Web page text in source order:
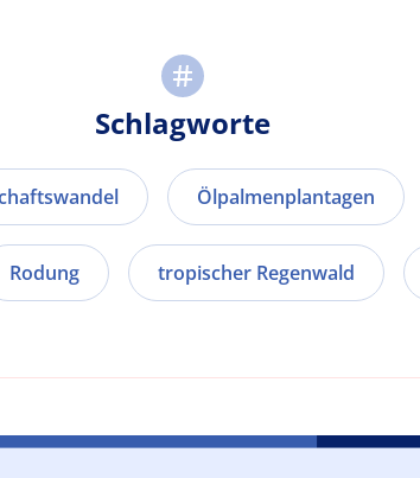
Schlagworte
Ölpalmenplantagen
Rodung tropischer Regenwald